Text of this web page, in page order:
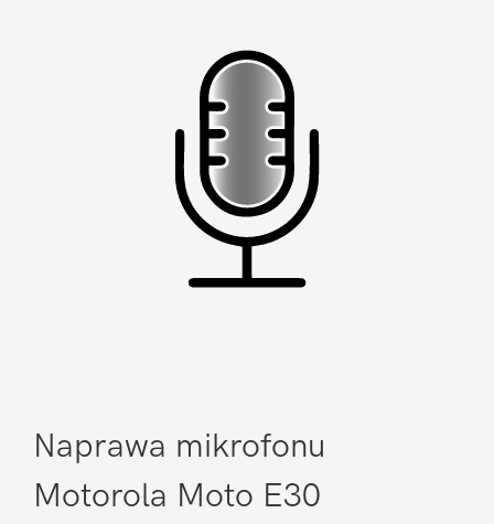
Naprawa mikrofonu
Motorola Moto E30